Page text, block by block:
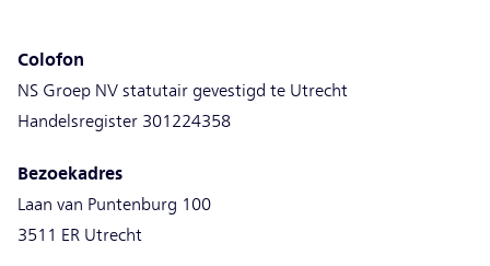
Colofon
NS Groep NV statutair gevestigd te Utrecht
Handelsregister 301224358
Bezoekadres
Laan van Puntenburg 100
3511 ER Utrecht